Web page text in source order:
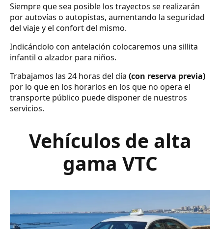
Siempre que sea posible los trayectos se realizarán
por autovías o autopistas, aumentando la seguridad
del viaje y el confort del mismo.
Indicándolo con antelación colocaremos una sillita
infantil o alzador para niños.
Trabajamos las 24 horas del día (con reserva previa)
por lo que en los horarios en los que no opera el
transporte público puede disponer de nuestros
servicios.
Vehículos de alta
gama VTC